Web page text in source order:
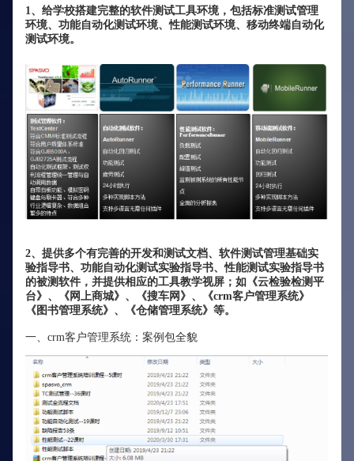
1、给学校搭建完整的软件测试工具环境，包括标准测试管理
环境、功能自动化测试环境、性能测试环境、移动终端自动化
测试环境。
2、提供多个有完善的开发和测试文档、软件测试管理基础实
验指导书、功能自动化测试实验指导书、性能测试实验指导书
的被测软件，并提供相应的工具教学视屏；如《云检验检测平
台》、《网上商城》、《搜车网》、《crm客户管理系统》
《图书管理系统》、《仓储管理系统》等。
一、crm客户管理系统：案例包全貌